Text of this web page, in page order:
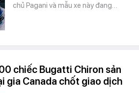
chủ Pagani và mẫu xe này đang…
chiếc Bugatti Chiron sản
gia Canada chốt giao dịch